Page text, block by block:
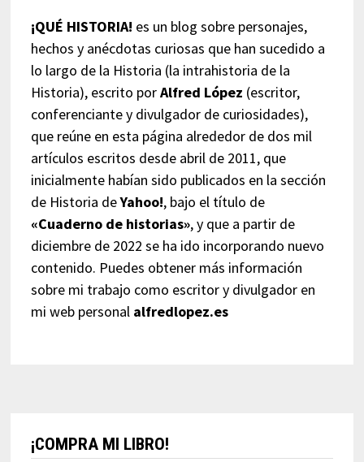
¡QUÉ HISTORIA! es un blog sobre personajes,
hechos y anécdotas curiosas que han sucedido a
lo largo de la Historia (la intrahistoria de la
Historia), escrito porAlfred López (escritor,
conferenciante y divulgador de curiosidades),
que reúne en esta página alrededor de dos mil
artículos escritos desde abril de 2011, que
inicialmente habían sido publicados en la sección
de Historia deYahoo!, bajo el título de
«Cuaderno de historias», y que a partir de
diciembre de 2022 se ha ido incorporando nuevo
contenido. Puedes obtener más información
sobre mi trabajo como escritor y divulgador en
mi web personal alfredlopez.es
¡COMPRA MI LIBRO!